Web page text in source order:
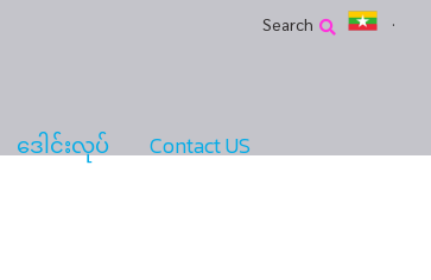
Search
ဒေါင်းလုပ် Contact US